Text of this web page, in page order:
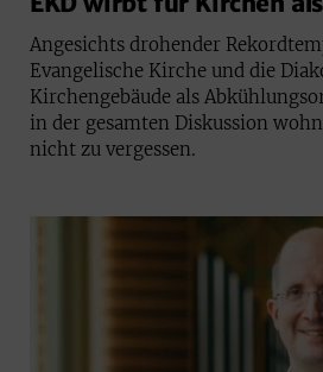
Angesichts drohender
Evangelische Kirche und die
Kirchengebäude als
in der gesamten Diskussion
nicht zu vergessen.